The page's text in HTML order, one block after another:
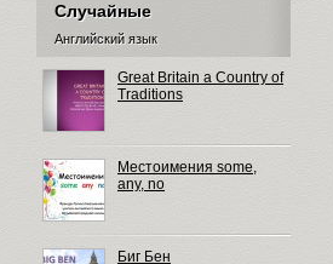
Случайные
Английский язык
Great Britain a Country of
Traditions
Местоимения some,
any, no
Биг Бен